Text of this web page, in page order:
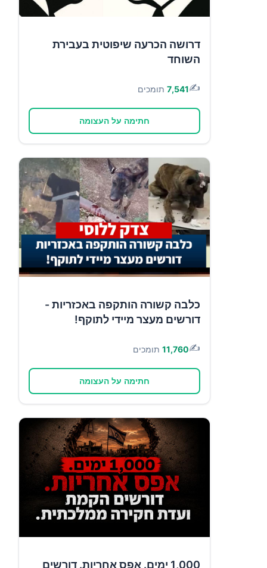
דרושה הכרעה שיפוטית בעבירת
השוחד
✍️
7,541 תומכים
חתימה על העצומה
כלבה קשורה הותקפה באכזריות -
דורשים מעצר מיידי לתוקף!
✍️
11,760 תומכים
חתימה על העצומה
1,000 ימים. אפס אחריות. דורשים